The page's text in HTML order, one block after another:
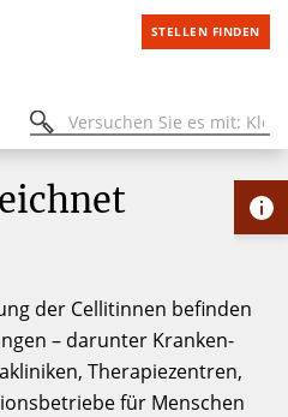
STELLEN FINDEN
der Cellitinnen befinden
– darunter Kranken-
Therapiezentren,
für Menschen